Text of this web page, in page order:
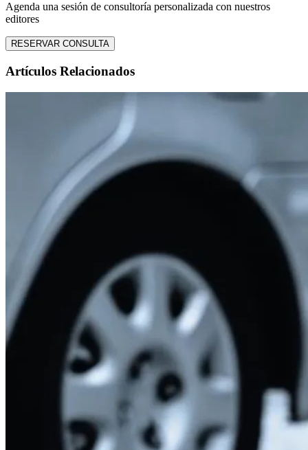
Agenda una sesión de consultoría personalizada con nuestros
editores
RESERVAR CONSULTA
Artículos Relacionados